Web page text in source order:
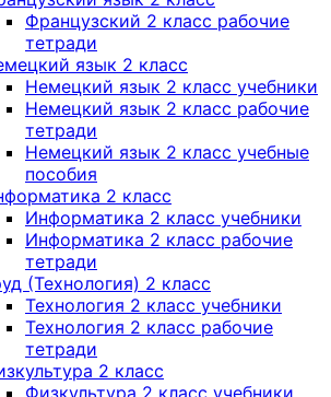
Французский 2 класс рабочие
тетради
язык 2 класс
Немецкий язык 2 класс учебники
Немецкий язык 2 класс рабочие
тетради
Немецкий язык 2 класс учебные
пособия
2 класс
Информатика 2 класс учебники
Информатика 2 класс рабочие
тетради
(Технология) 2 класс
Технология 2 класс учебники
Технология 2 класс рабочие
тетради
2 класс
Физкультура 2 класс учебники